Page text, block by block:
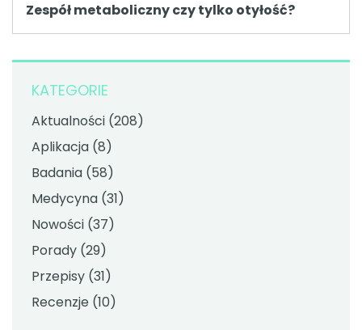
Zespół metaboliczny czy tylko otyłość?
KATEGORIE
Aktualności (208)
Aplikacja (8)
Badania (58)
Medycyna (31)
Nowości (37)
Porady (29)
Przepisy (31)
Recenzje (10)